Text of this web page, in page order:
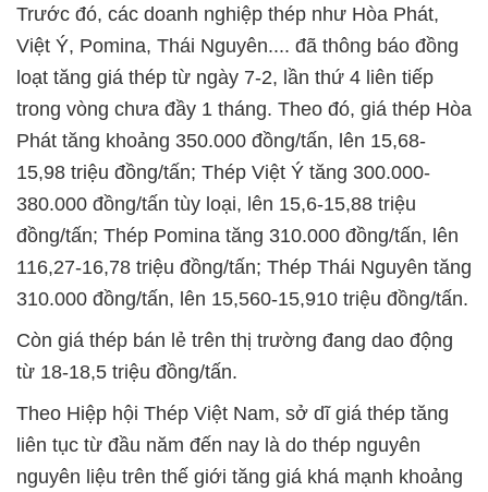
Trước đó, các doanh nghiệp thép như Hòa Phát,
Việt Ý, Pomina, Thái Nguyên.... đã thông báo đồng
loạt tăng giá thép từ ngày 7-2, lần thứ 4 liên tiếp
trong vòng chưa đầy 1 tháng. Theo đó, giá thép Hòa
Phát tăng khoảng 350.000 đồng/tấn, lên 15,68-
15,98 triệu đồng/tấn; Thép Việt Ý tăng 300.000-
380.000 đồng/tấn tùy loại, lên 15,6-15,88 triệu
đồng/tấn; Thép Pomina tăng 310.000 đồng/tấn, lên
116,27-16,78 triệu đồng/tấn; Thép Thái Nguyên tăng
310.000 đồng/tấn, lên 15,560-15,910 triệu đồng/tấn.
Còn giá thép bán lẻ trên thị trường đang dao động
từ 18-18,5 triệu đồng/tấn.
Theo Hiệp hội Thép Việt Nam, sở dĩ giá thép tăng
liên tục từ đầu năm đến nay là do thép nguyên
nguyên liệu trên thế giới tăng giá khá mạnh khoảng